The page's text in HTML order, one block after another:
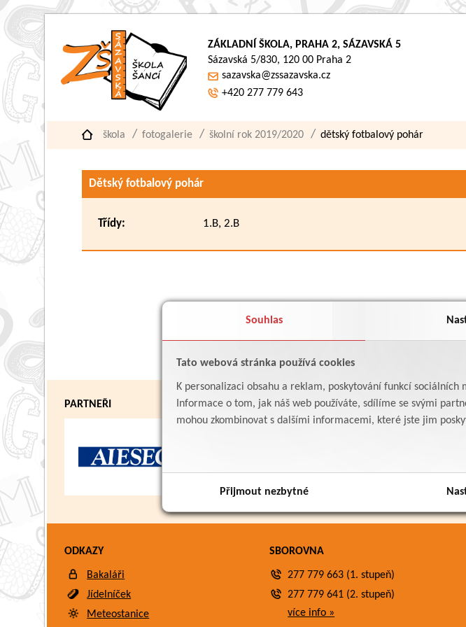
Souhlas
Tato webová stránka používá cookies
K personalizaci obsahu a reklam, poskytování funkcí
Informace o tom, jak náš web používáte, sdílíme se svými
mohou zkombinovat s dalšími informacemi, které jste jim
Přijmout nezbytné
ZÁKLADNÍ ŠKOLA, PRAHA 2, SÁZAVSKÁ 5
Sázavská 5/830, 120 00 Praha 2
sazavska@zssazavska.cz
+420 277 779 643
škola fotogalerie školní rok 2019/2020 dětský fotbalový pohár
Dětský fotbalový pohár
Třídy: 1.B, 2.B
PARTNEŘI
ODKAZY
Bakaláři
Jídelníček
Meteostanice
SBOROVNA
277 779 663 (1. stupeň)
277 779 641 (2. stupeň)
více info »